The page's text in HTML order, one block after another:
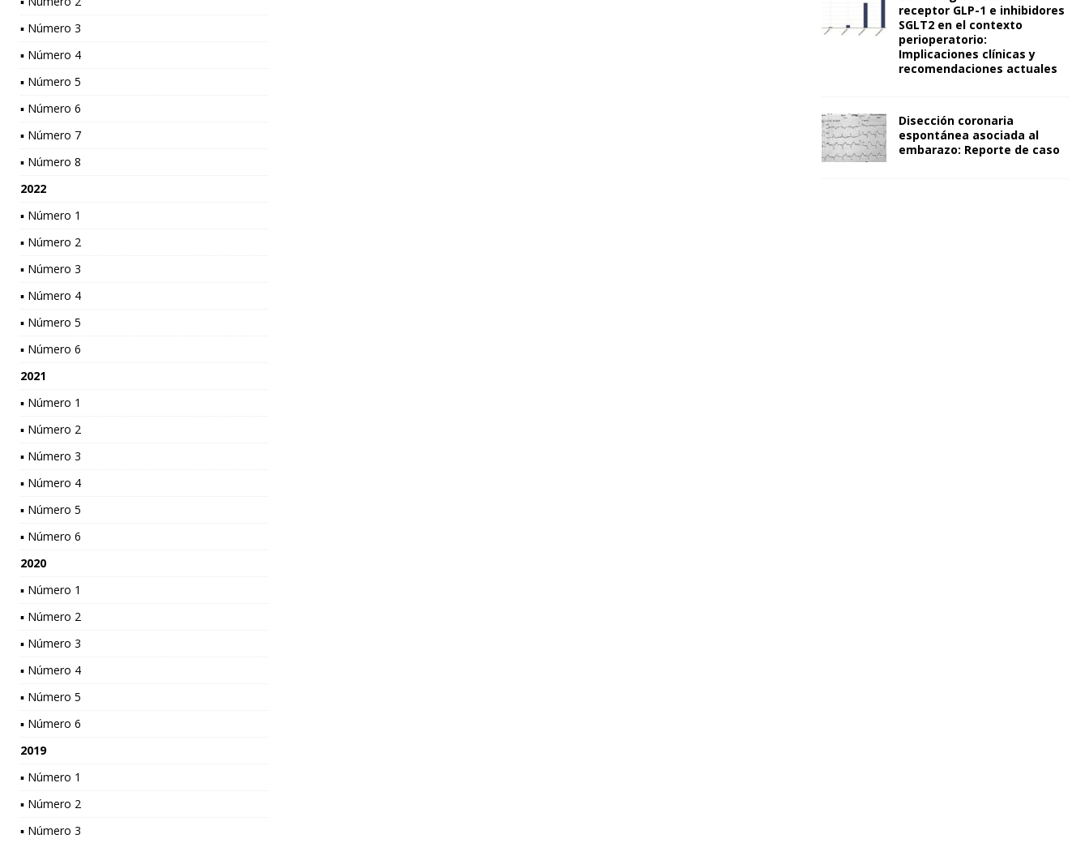
▪ Número 3
▪ Número 4
▪ Número 5
▪ Número 6
▪ Número 7
▪ Número 8
2022
▪ Número 1
▪ Número 2
▪ Número 3
▪ Número 4
▪ Número 5
▪ Número 6
2021
▪ Número 1
▪ Número 2
▪ Número 3
▪ Número 4
▪ Número 5
▪ Número 6
2020
▪ Número 1
▪ Número 2
▪ Número 3
▪ Número 4
▪ Número 5
▪ Número 6
2019
▪ Número 1
▪ Número 2
▪ Número 3
receptor GLP-1 e inhibidores
SGLT2 en el contexto
perioperatorio:
Implicaciones clínicas y
recomendaciones actuales
Disección coronaria
espontánea asociada al
embarazo: Reporte de caso